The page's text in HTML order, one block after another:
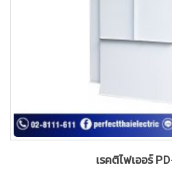
เรคติไฟเออร์